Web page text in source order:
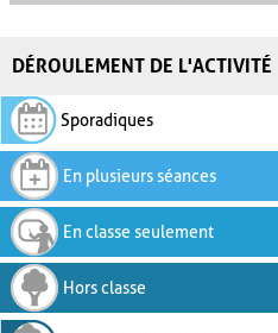
DÉROULEMENT DE L'ACTIVITÉ
Sporadiques
En plusieurs séances
En classe seulement
Hors classe